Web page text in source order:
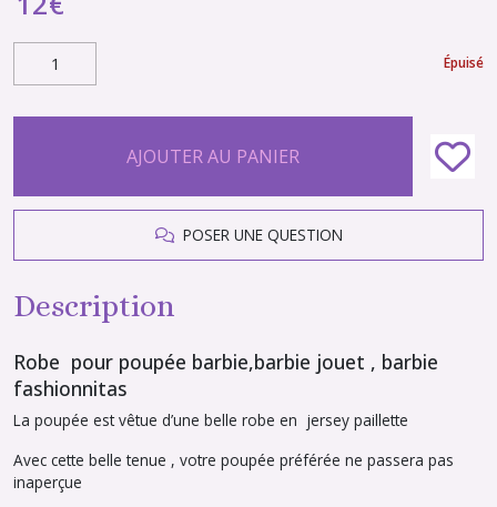
Épuisé
AJOUTER AU PANIER
POSER UNE QUESTION
Description
Robe pour poupée barbie,barbie jouet , barbie
fashionnitas
La poupée est vêtue d’une belle robe en jersey paillette
Avec cette belle tenue , votre poupée préférée ne passera pas
inaperçue